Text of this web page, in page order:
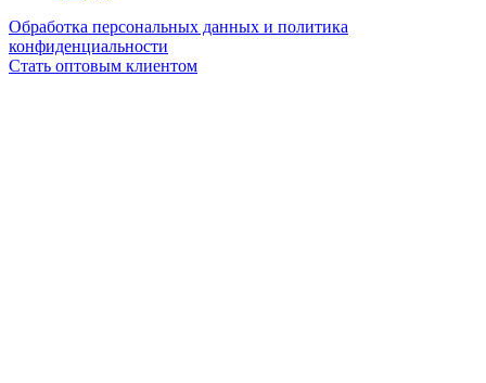
Обработка персональных данных и политика
конфиденциальности
Стать оптовым клиентом